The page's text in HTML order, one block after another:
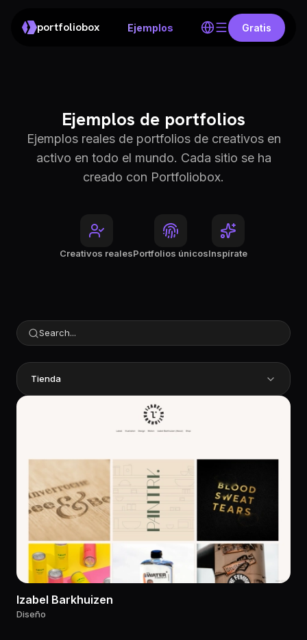
portfoliobox Ejemplos Gratis
Ejemplos de portfolios
Ejemplos reales de portfolios de creativos en
activo en todo el mundo. Cada sitio se ha
creado con Portfoliobox.
Creativos realesPortfolios únicosInspírate
Tienda
Izabel Barkhuizen
Diseño